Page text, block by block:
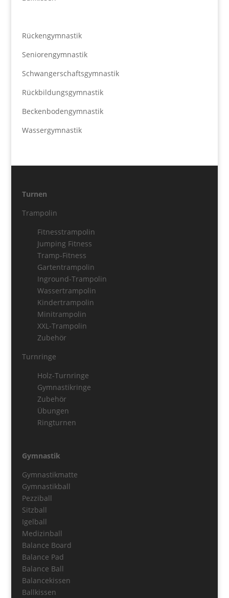
Rückengymnastik
Seniorengymnastik
Schwangerschaftsgymnastik
Rückbildungsgymnastik
Beckenbodengymnastik
Wassergymnastik
Turnen
Trampolin
Fitnesstrampolin
Jumping Fitness
Tramp-Fitness
Gartentrampolin
Inground-Trampolin
Wassertrampolin
Kindertrampolin
Minitrampolin
XXL-Trampolin
Zubehör
Turnringe
Holz-Turnringe
Gymnastikringe
Zubehör
Übungen
Ringturnen
Gymnastik
Gymnastikmatte
Gymnastikball
Pezziball
Sitzball
Igelball
Medizinball
Balance Board
Balance Pad
Balance Ball
Balancekissen
Ballkissen